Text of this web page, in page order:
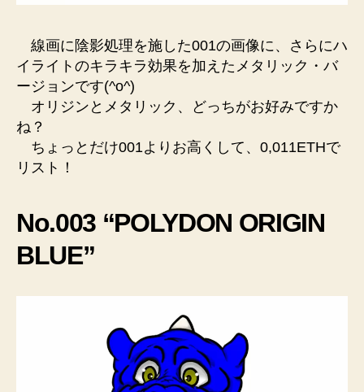
線画に陰影処理を施した001の画像に、さらにハ
イライトのキラキラ効果を加えたメタリック・バ
ージョンです(^o^)
オリジンとメタリック、どっちがお好みですか
ね？
ちょっとだけ001よりお高くして、0,011ETHで
リスト！
No.003 “POLYDON ORIGIN
BLUE”